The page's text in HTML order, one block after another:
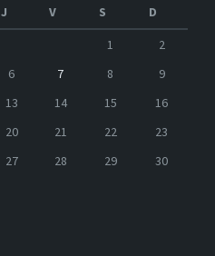
J V S
D
1
2
6 7 8
9
13 14 15
16
20 21 22
23
27 28 29
30